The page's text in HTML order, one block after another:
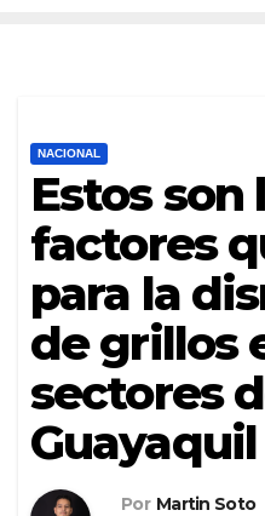
NACIONAL
Estos son
factores
para la
de grillos
sectores
Guayaquil
Por Martin Soto